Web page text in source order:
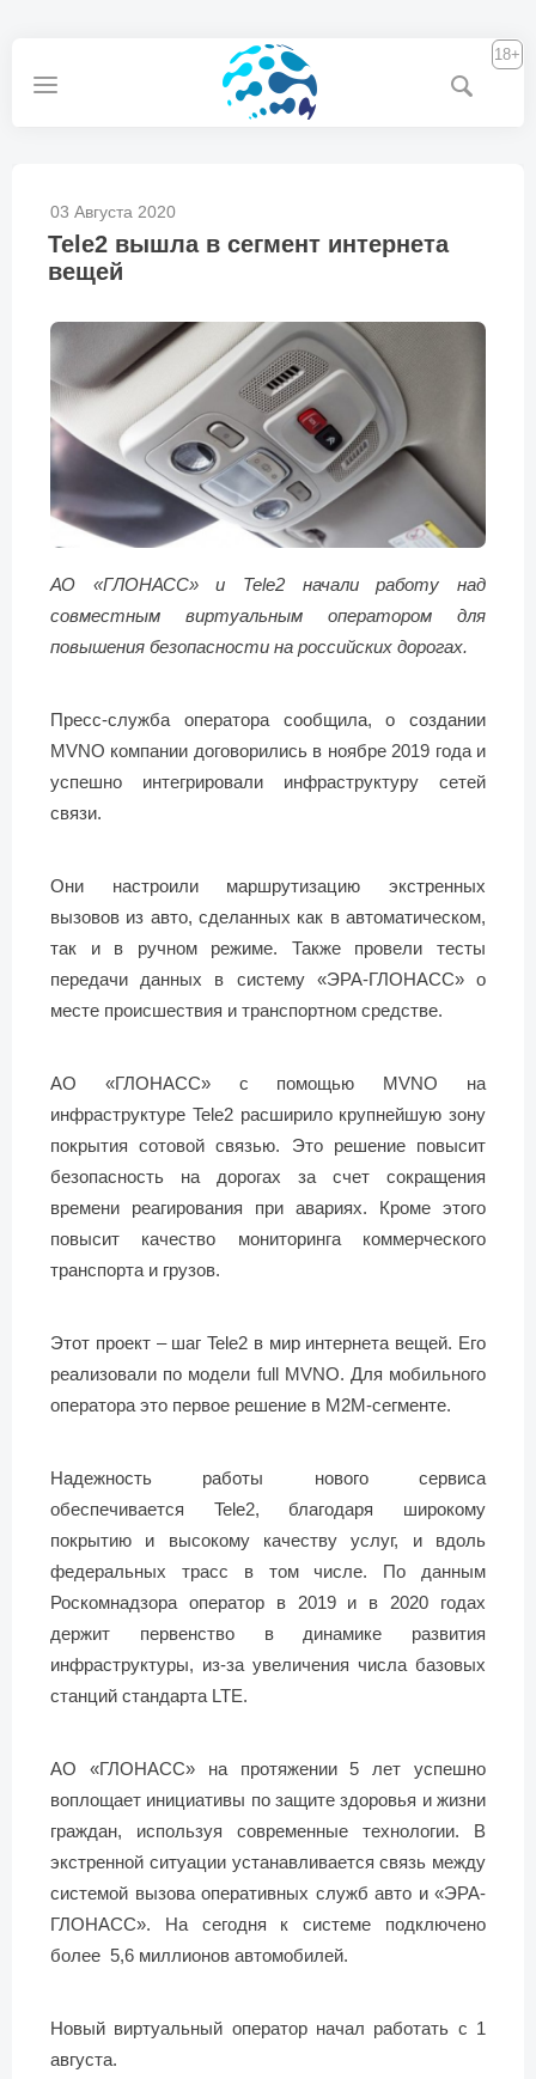
18+
03 Августа 2020
Tele2 вышла в сегмент интернета
вещей
АО «ГЛОНАСС» и Tele2 начали работу над
совместным виртуальным оператором для
повышения безопасности на российских дорогах.
Пресс-служба оператора сообщила, о создании
MVNO компании договорились в ноябре 2019 года и
успешно интегрировали инфраструктуру сетей
связи.
Они настроили маршрутизацию экстренных
вызовов из авто, сделанных как в автоматическом,
так и в ручном режиме. Также провели тесты
передачи данных в систему «ЭРА-ГЛОНАСС» о
месте происшествия и транспортном средстве.
АО «ГЛОНАСС» с помощью MVNO на
инфраструктуре Tele2 расширило крупнейшую зону
покрытия сотовой связью. Это решение повысит
безопасность на дорогах за счет сокращения
времени реагирования при авариях. Кроме этого
повысит качество мониторинга коммерческого
транспорта и грузов.
Этот проект – шаг Tele2 в мир интернета вещей. Его
реализовали по модели full MVNO. Для мобильного
оператора это первое решение в М2М-сегменте.
Надежность работы нового сервиса
обеспечивается Tele2, благодаря широкому
покрытию и высокому качеству услуг, и вдоль
федеральных трасс в том числе. По данным
Роскомнадзора оператор в 2019 и в 2020 годах
держит первенство в динамике развития
инфраструктуры, из-за увеличения числа базовых
станций стандарта LTE.
АО «ГЛОНАСС» на протяжении 5 лет успешно
воплощает инициативы по защите здоровья и жизни
граждан, используя современные технологии. В
экстренной ситуации устанавливается связь между
системой вызова оперативных служб авто и «ЭРА-
ГЛОНАСС». На сегодня к системе подключено
более 5,6 миллионов автомобилей.
Новый виртуальный оператор начал работать с 1
августа.